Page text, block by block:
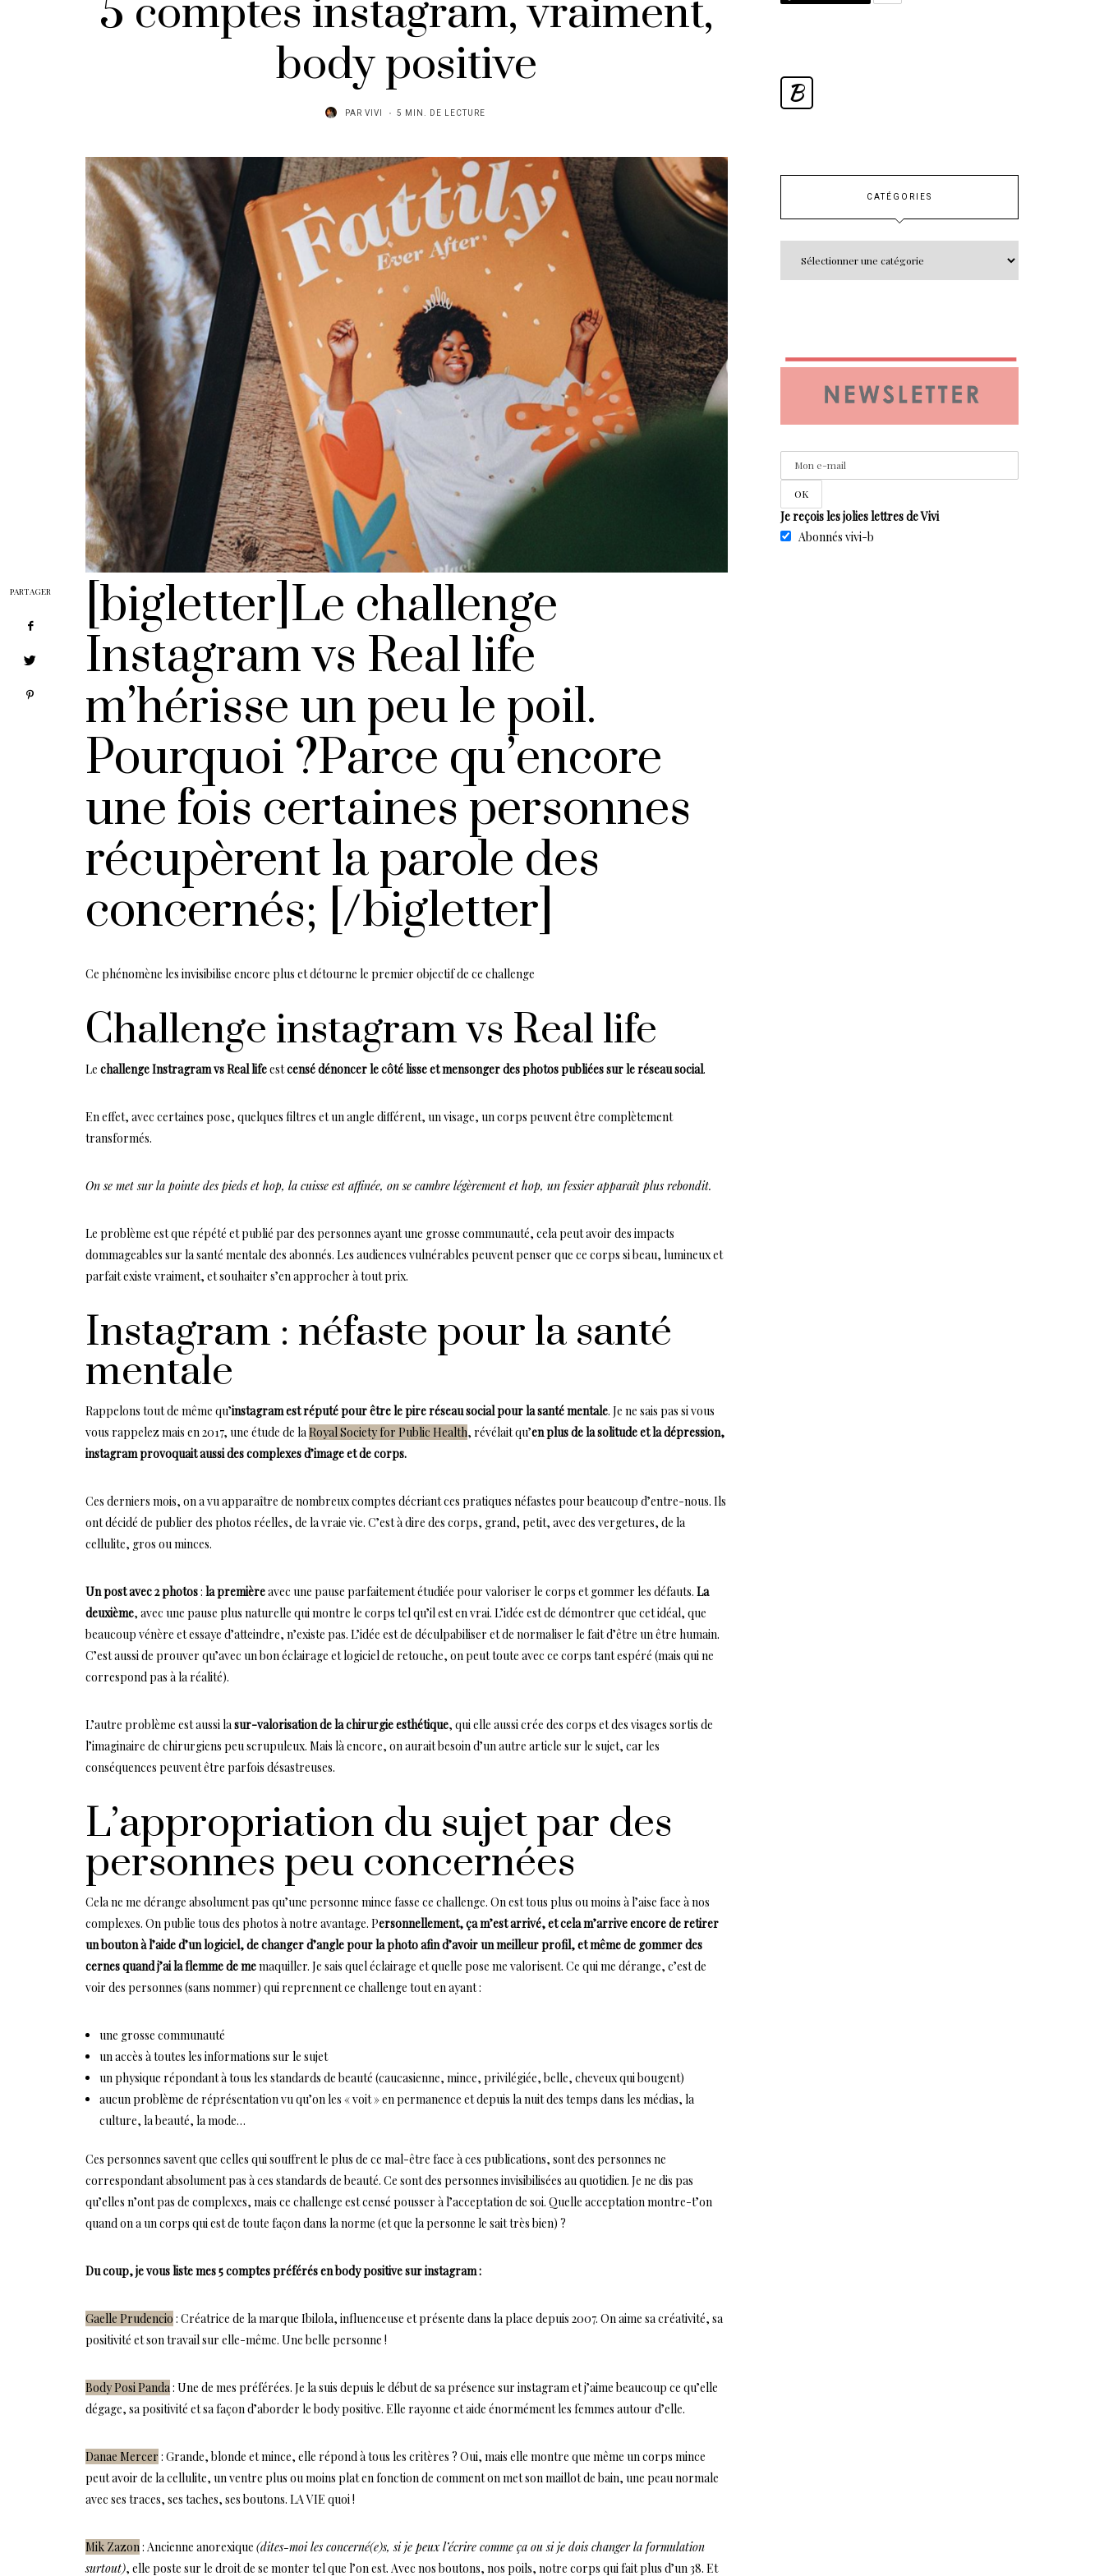
5 comptes instagram, vraiment,
body positive
PAR VIVI 5 MIN. DE LECTURE
[bigletter]Le challenge
Instagram vs Real life
m’hérisse un peu le poil.
Pourquoi ?Parce qu’encore
une fois certaines personnes
récupèrent la parole des
concernés; [/bigletter]
Ce phénomène les invisibilise encore plus et détourne le premier objectif de ce challenge
Challenge instagram vs Real life
Le challenge Instragram vs Real lifeestcensé dénoncer le côté lisse et mensonger des photos publiées sur le réseau social.
En effet, avec certaines pose, quelques filtres et un angle différent, un visage, un corps peuvent être complètement
transformés.
On se met sur la pointe des pieds et hop, la cuisse est affinée, on se cambre légèrement et hop, un fessier apparaît plus rebondit.
Le problème est que répété et publié par des personnes ayant une grosse communauté, cela peut avoir des impacts
dommageables sur la santé mentale des abonnés. Les audiences vulnérables peuvent penser que ce corps si beau, lumineux et
parfait existe vraiment, et souhaiter s’en approcher à tout prix.
Instagram : néfaste pour la santé
mentale
Rappelons tout de même qu’instagram est réputé pour être le pire réseau social pour la santé mentale. Je ne sais pas si vous
vous rappelez mais en 2017, une étude de laRoyal Society for Public Health, révélait qu’en plus de la solitude et la dépression,
instagram provoquait aussi des complexes d’image et de corps.
Ces derniers mois, on a vu apparaître de nombreux comptes décriant ces pratiques néfastes pour beaucoup d’entre-nous. Ils
ont décidé de publier des photos réelles, de la vraie vie. C’est à dire des corps, grand, petit, avec des vergetures, de la
cellulite, gros ou minces.
Un post avec 2 photos: la premièreavec une pause parfaitement étudiée pour valoriser le corps et gommer les défauts. La
deuxième, avec une pause plus naturelle qui montre le corps tel qu’il est en vrai. L’idée est de démontrer que cet idéal, que
beaucoup vénère et essaye d’atteindre, n’existe pas. L’idée est de déculpabiliser et de normaliser le fait d’être un être humain.
C’est aussi de prouver qu’avec un bon éclairage et logiciel de retouche, on peut toute avec ce corps tant espéré (mais qui ne
correspond pas à la réalité).
L’autre problème est aussi lasur-valorisation de la chirurgie esthétique, qui elle aussi crée des corps et des visages sortis de
l’imaginaire de chirurgiens peu scrupuleux. Mais là encore, on aurait besoin d’un autre article sur le sujet, car les
conséquences peuvent être parfois désastreuses.
L’appropriation du sujet par des
personnes peu concernées
Cela ne me dérange absolument pas qu’une personne mince fasse ce challenge. On est tous plus ou moins à l’aise face à nos
complexes. On publie tous des photos à notre avantage. Personnellement, ça m’est arrivé, et cela m’arrive encore de retirer
un bouton à l’aide d’un logiciel, de changer d’angle pour la photo afin d’avoir un meilleur profil, et même de gommer des
cernes quand j’ai la flemme de memaquiller. Je sais quel éclairage et quelle pose me valorisent. Ce qui me dérange, c’est de
voir des personnes (sans nommer) qui reprennent ce challenge tout en ayant :
une grosse communauté
un accès à toutes les informations sur le sujet
un physique répondant à tous les standards de beauté (caucasienne, mince, privilégiée, belle, cheveux qui bougent)
aucun problème de réprésentation vu qu’on les « voit » en permanence et depuis la nuit des temps dans les médias, la
culture, la beauté, la mode…
Ces personnes savent que celles qui souffrent le plus de ce mal-être face à ces publications, sont des personnes ne
correspondant absolument pas à ces standards de beauté. Ce sont des personnes invisibilisées au quotidien. Je ne dis pas
qu’elles n’ont pas de complexes, mais ce challenge est censé pousser à l’acceptation de soi. Quelle acceptation montre-t’on
quand on a un corps qui est de toute façon dans la norme (et que la personne le sait très bien) ?
Du coup, je vous liste mes 5 comptes préférés en body positive sur instagram :
Gaelle Prudencio : Créatrice de la marque Ibilola, influenceuse et présente dans la place depuis 2007. On aime sa créativité, sa
positivité et son travail sur elle-même. Une belle personne !
Body Posi Panda: Une de mes préférées. Je la suis depuis le début de sa présence sur instagram et j’aime beaucoup ce qu’elle
dégage, sa positivité et sa façon d’aborder le body positive. Elle rayonne et aide énormément les femmes autour d’elle.
Danae Mercer : Grande, blonde et mince, elle répond à tous les critères ? Oui, mais elle montre que même un corps mince
peut avoir de la cellulite, un ventre plus ou moins plat en fonction de comment on met son maillot de bain, une peau normale
avec ses traces, ses taches, ses boutons. LA VIE quoi !
Mik Zazon: Ancienne anorexique (dites-moi les concerné(e)s, si je peux l’écrire comme ça ou si je dois changer la formulation
surtout), elle poste sur le droit de se monter tel que l’on est. Avec nos boutons, nos poils, notre corps qui fait plus d’un 38. Et
PARTAGER
B
CATÉGORIES
Je reçois les jolies lettres de Vivi
Abonnés vivi-b